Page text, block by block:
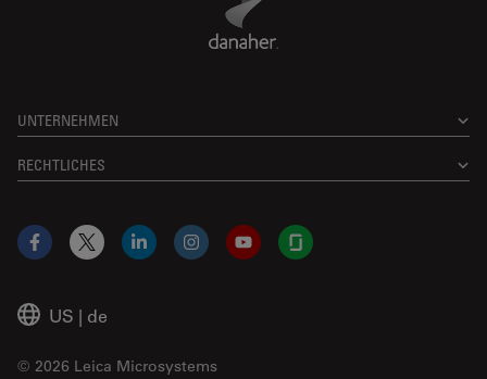
UNTERNEHMEN
RECHTLICHES
US | de
© 2026 Leica Microsystems
Facebook
X LinkedInInstagramYouTubeGlassdoor